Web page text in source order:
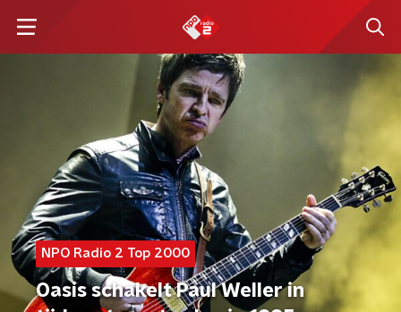
NPO Radio 2 Top 2000
Oasis schakelt Paul Weller in